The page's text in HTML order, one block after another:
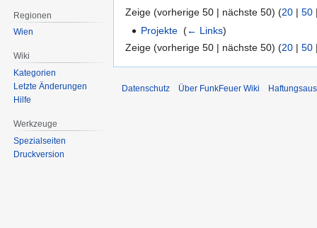
Zeige (vorherige 50 | nächste 50) (20 | 50
Projekte ‎(← Links)
Zeige (vorherige 50 | nächste 50) (20 | 50
Regionen
Wien
Wiki
Kategorien
Letzte Änderungen
Hilfe
Werkzeuge
Spezialseiten
Druckversion
Datenschutz Über FunkFeuer Wiki